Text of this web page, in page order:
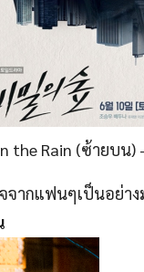
Rain (ซ้ายบน)
ากแฟนๆเป็นอย่าง